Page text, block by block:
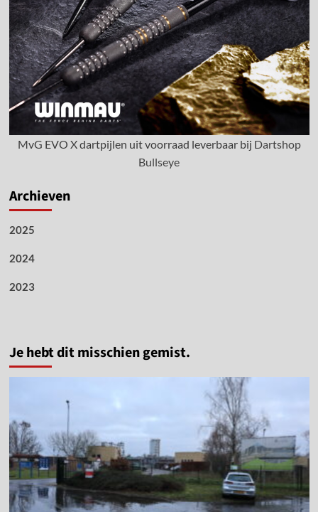
MvG EVO X dartpijlen uit voorraad leverbaar bij Dartshop
Bullseye
Archieven
2025
2024
2023
Je hebt dit misschien gemist.